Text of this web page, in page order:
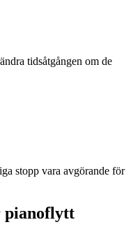
tidsåtgången om de
stopp vara avgörande för
pianoflytt